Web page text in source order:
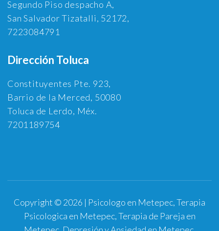
Segundo Piso despacho A,
San Salvador Tizatalli, 52172,
7223084791
Dirección Toluca
Constituyentes Pte. 923,
Barrio de la Merced, 50080
Toluca de Lerdo, Méx.
7201189754
Copyright © 2026 | Psicologo en Metepec, Terapia
Psicologica en Metepec, Terapia de Pareja en